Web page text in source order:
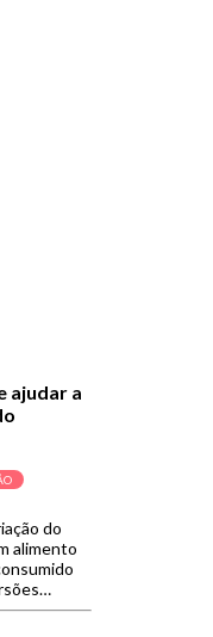
ajudar a
do
alimento
receitas,